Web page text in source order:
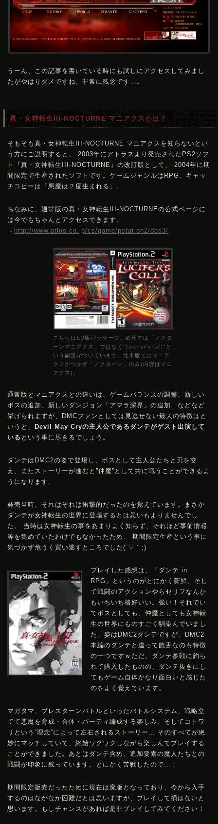
うーん、この記事を書いている時にも試しにアクセスしてみまし
たがやはりダメですね。非常に残念です…。
真・女神転生III-NOCTURNE マニアクスとは？
そもそも真・女神転生III-NOCTURNE マニアクスを知らないとい
う方にご説明すると、 2003年にアトラスより発売されたPS2ソフ
ト『真・女神転生III-NOCTURNE』の改訂版として、 2004年に期
間限定で生産されたソフトです。ゲームジャンルはRPG、キャッ
チコピーは「悪魔は２度生まれる」。
ちなみに、通常版の真・女神転生III-NOCTURNEの公式ページに
は今でもちゃんとアクセスできます。
→ http://www.atlus.co.jp/cs/game/pstation2/dds3/
こちらはEU版パッケージ。欧州では「ノクタ
ーンマニアクス」ではなく”Lucifer’s Call”と
いう副題がついています。北米版ではマニア
クスがつかず「ノクターン」のみ(内容はマニ
アクス)。
通常版とマニアクスとの違いは、ゲームバランスの調整、新しい
ボスの追加、新しいダンジョン「アマラ深界」の追加…などなど
挙げられますが、
DMCファンとしては見逃せない最大の特徴はと
いうと、
Devil May Cryの主人公であるダンテがゲスト出演して
いる という事に尽きるでしょう。
ダンテは DMC2の姿で登場し、ボスとして主人公たちと刃を交
え、またストーリーが進むと”仲魔”として共に戦うことができるよ
うになります。
発売当時、それはそれは衝撃的だったのを覚えています。まさか
ダンテが女神転生の世界に登場するとは思いもよりませんでし
た。 当時は女神転生の事をあまりよく知らず、それほど事前情報
等を集めていたわけでもなかったため、 期間限定生産という事に
気づかず危うく買い逃すところでした(´▽｀;)
プレイした感想は、「ダンテ in
RPG」というのがとにかく新鮮。そし
て戦闘のアクションやらセリフなんか
もいちいち格好いい。強い！それでい
てボスとしても、仲魔としても女神転
生の世界にものすごく馴染んでいまし
た。姿は DMC2ダンテですが、 DMC2
本編のダンテと違って饒舌なのも特徴
の一つですｗただ、ダンテ参戦に釣ら
れて購入したものの、ダンテ抜きにし
てもゲーム自体かなり面白いと感じた
のをよく覚えています。
マガタマ、プレスターンバトルといったバトルシステム、戦略立
てて悪魔を育成・合体・パーティ編成する楽しみ、そしてコトワ
リという”理念”によって左右されるストーリー… そのすべてが絶
妙にマッチしていて、終始ワクワクしながら楽しんでプレイする
ことができました。あとはダンテ含め、追加要素の魔人たちとの
戦闘が印象に残っています。とにかく苦戦したので…；
期間限定販売だったために現在は廃版となっており、今から入手
するのはなかなか困難だとは思いますが、プレイして損はないと
思います。もしチャンスがあれば是非プレイしてみてください！